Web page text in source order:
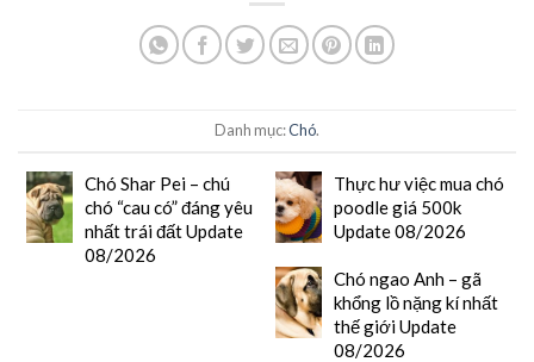
Danh mục:Chó.
Chó Shar Pei – chú
chó “cau có” đáng yêu
nhất trái đất Update
08/2026
Thực hư việc mua chó
poodle giá 500k
Update 08/2026
Chó ngao Anh – gã
khổng lồ nặng kí nhất
thế giới Update
08/2026